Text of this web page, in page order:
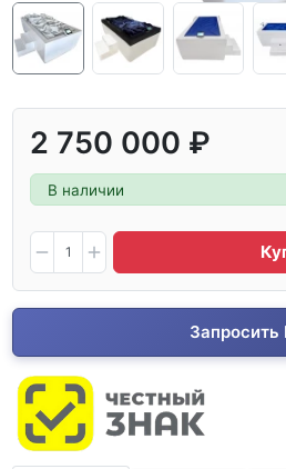
2 750 000 ₽
В наличии
Запросить